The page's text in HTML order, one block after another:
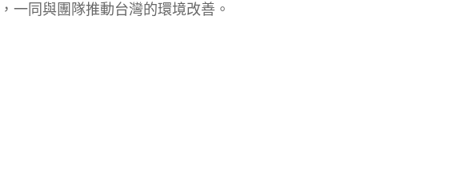
一同與團隊推動台灣的環境改善。